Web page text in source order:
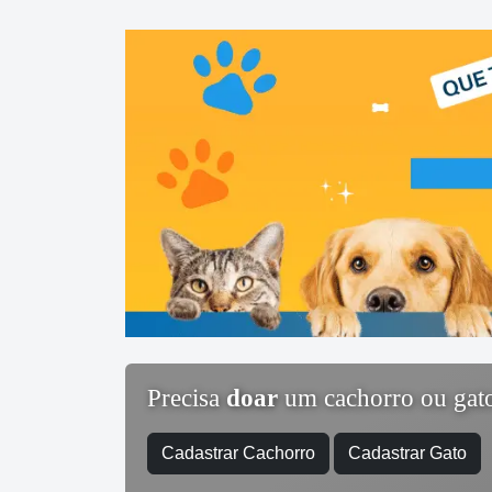
Precisa doar um cachorro ou
Cadastrar Cachorro Cadastrar Gato